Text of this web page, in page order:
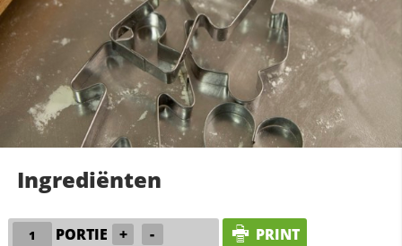
Ingrediënten
PORTIE + - PRINT